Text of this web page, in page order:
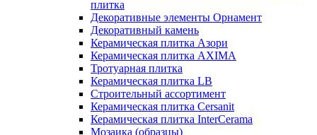
плитка
Декоративные элементы Орнамент
Декоративный камень
Керамическая плитка Азори
Керамическая плитка AXIMA
Тротуарная плитка
Керамическая плитка LB
Строительный ассортимент
Керамическая плитка Cersanit
Керамическая плитка InterCerama
Мозаика (образцы)